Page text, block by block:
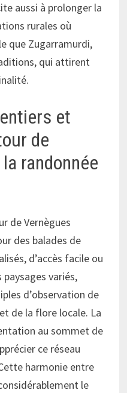
aussi à prolonger la
rurales où
que Zugarramurdi,
qui attirent
et
de
randonnée
de Vernègues
des balades de
d’accès facile ou
variés,
d’observation de
de la flore locale. La
au sommet de
ce réseau
harmonie entre
le